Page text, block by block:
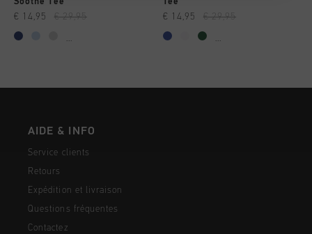
€ 14,95 € 29,95
...
€ 14,95 € 29,95
...
AIDE & INFO
Service clients
Retours
Expédition et livraison
Questions fréquentes
Contactez